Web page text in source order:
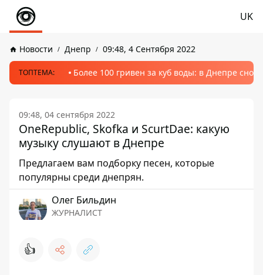
UK
Новости Днепр 09:48, 4 Сентября 2022
ТОПТЕМА: Более 100 гривен за куб воды: в Днепре
09:48, 04 сентября 2022
OneRepublic, Skofka и ScurtDae: какую
музыку слушают в Днепре
Предлагаем вам подборку песен, которые
популярны среди днепрян.
Олег Бильдин
ЖУРНАЛИСТ
👍